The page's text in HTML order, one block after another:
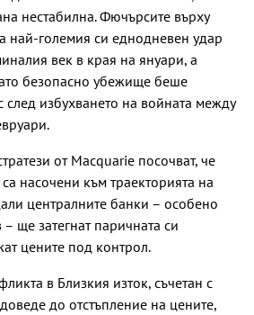
нестабилна. Фючърсите върху
най-големия си еднодневен удар
век в края на януари, а
безопасно убежище беше
след избухването на войната между
от Macquarie посочват, че
насочени към траекторията на
централните банки – особено
ще затегнат паричната си
цените под контрол.
в Близкия изток, съчетан с
до отстъпление на цените,